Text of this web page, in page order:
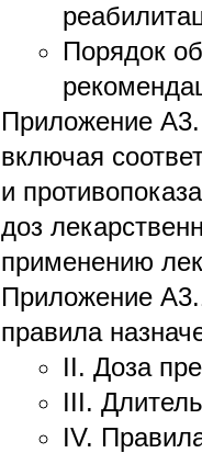
Порядок
Приложение
включая
и
доз
применению
Приложение
правила
II. Доза
III.
IV.